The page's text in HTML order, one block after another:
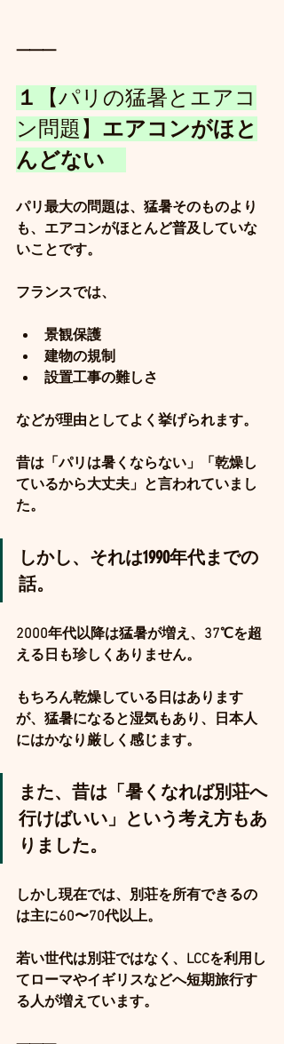
⸻
１
【パリの猛暑とエアコ
ン問題】 エアコンがほと
んどない
パリ最大の問題は、猛暑そのものより
も、エアコンがほとんど普及していな
いことです。
フランスでは、
景観保護
建物の規制
設置工事の難しさ
などが理由としてよく挙げられます。
昔は「パリは暑くならない」「乾燥し
ているから大丈夫」と言われていまし
た。
しかし、それは1990年代までの
話。
2000年代以降は猛暑が増え、37℃を超
える日も珍しくありません。
もちろん乾燥している日はあります
が、猛暑になると湿気もあり、日本人
にはかなり厳しく感じます。
また、昔は「暑くなれば別荘へ
行けばいい」という考え方もあ
りました。
しかし現在では、別荘を所有できるの
は主に60〜70代以上。
若い世代は別荘ではなく、LCCを利用し
てローマやイギリスなどへ短期旅行す
る人が増えています。